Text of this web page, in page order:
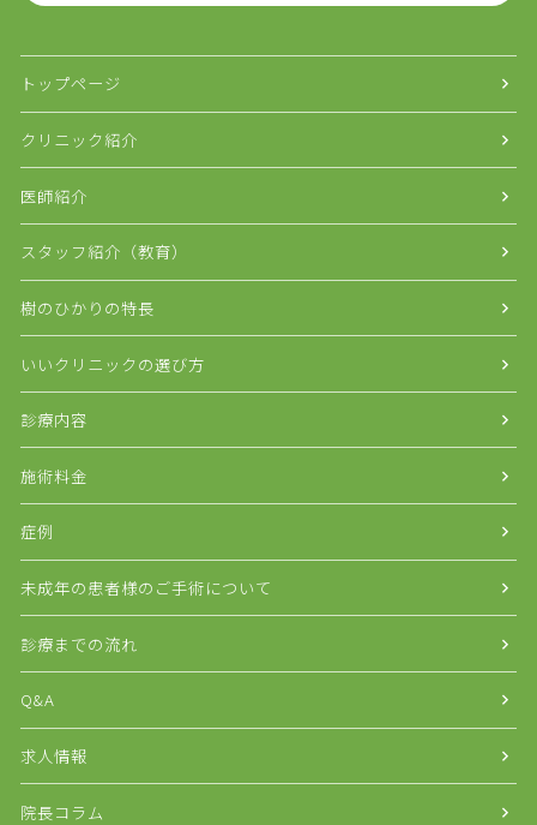
トップページ
クリニック紹介
医師紹介
スタッフ紹介（教育）
樹のひかりの特長
いいクリニックの選び方
診療内容
施術料金
症例
未成年の患者様のご手術について
診療までの流れ
Q&A
求人情報
院長コラム